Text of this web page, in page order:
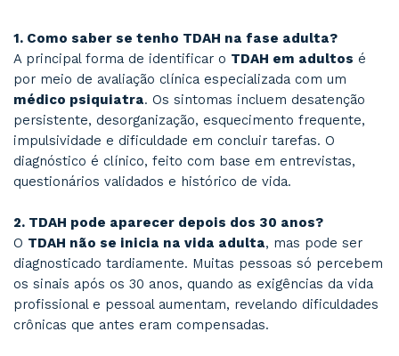
Um dos maiores desafios dos adultos com
gestão do tempo, energia e tarefas. O cérebro
TDAH lida mal com estímulos repetitivos,
e recompensas adiadas.
Dicas práticas aplicadas no consultório:
planners semanais ou aplicativos com
inteligentes (ex: Todoist, Notion).
Divida tarefas grandes em
transforme "organizar escritório" em